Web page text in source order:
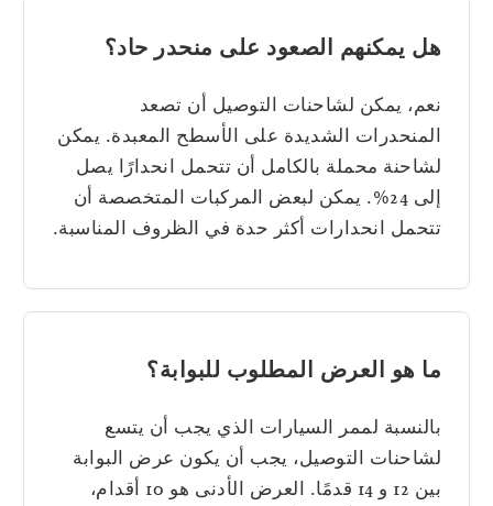
هل يمكنهم الصعود على منحدر حاد؟
نعم، يمكن لشاحنات التوصيل أن تصعد
المنحدرات الشديدة على الأسطح المعبدة. يمكن
لشاحنة محملة بالكامل أن تتحمل انحدارًا يصل
إلى 24%. يمكن لبعض المركبات المتخصصة أن
تتحمل انحدارات أكثر حدة في الظروف المناسبة.
ما هو العرض المطلوب للبوابة؟
بالنسبة لممر السيارات الذي يجب أن يتسع
لشاحنات التوصيل، يجب أن يكون عرض البوابة
بين 12 و 14 قدمًا. العرض الأدنى هو 10 أقدام،